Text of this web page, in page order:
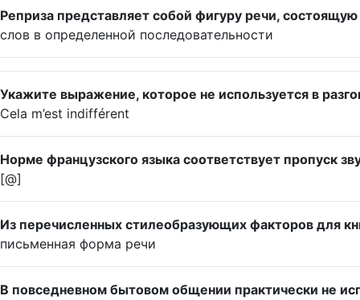
Реприза представляет собой фигуру речи,
слов в определенной последовательности
Укажите выражение, которое не используется в
Cela m’est indifférent
Норме французского языка соответствует пропуск
[@]
Из перечисленных стилеобразующих факторов для
письменная форма речи
В повседневном бытовом общении практически не